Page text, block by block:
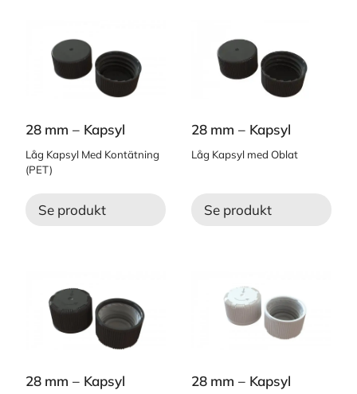
28 mm – Kapsyl
Låg Kapsyl Med Kontätning
(PET)
Se produkt
28 mm – Kapsyl
Låg Kapsyl med Oblat
Se produkt
28 mm – Kapsyl 28 mm – Kapsyl